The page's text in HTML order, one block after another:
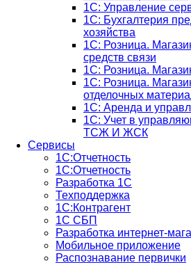
1С: Управление
1С: Бухгалтерия
хозяйства
1С: Розница.
средств связи
1С: Розница.
1С: Розница.
отделочных
1С: Аренда и
1C: Учет в
ТСЖ И ЖСК
Сервисы
1С:Отчетность
1С:Отчетность
Разработка 1С
Техподдержка
1С:Контрагент
1С СБП
Разработка интернет-
Мобильное приложение
Распознавание первички